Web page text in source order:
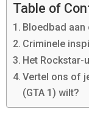
Table of
Bloedbad aan
Criminele
Het Rockstar-
Vertel ons of
(GTA 1) wilt?